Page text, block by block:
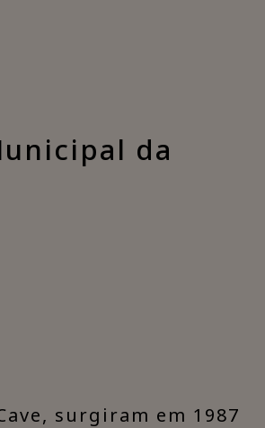
da
surgiram em 1987